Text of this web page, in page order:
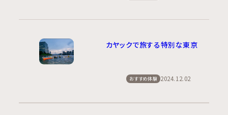
カヤックで旅する特別な東京
おすすめ体験 2024.12.02